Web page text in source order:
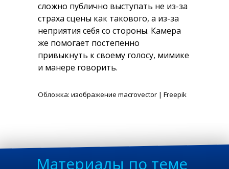
сложно публично выступать не из-за
страха сцены как такового, а из-за
неприятия себя со стороны. Камера
же помогает постепенно
привыкнуть к своему голосу, мимике
и манере говорить.
Обложка: изображение macrovector | Freepik
Материалы по теме